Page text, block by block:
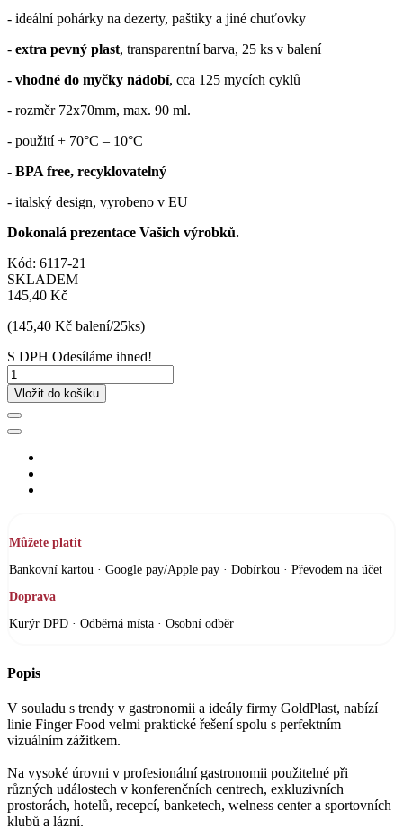
- ideální pohárky na dezerty, paštiky a jiné chuťovky
- extra pevný plast, transparentní barva, 25 ks v balení
- vhodné do myčky nádobí, cca 125 mycích cyklů
- rozměr 72x70mm, max. 90 ml.
- použití + 70°C – 10°C
- BPA free, recyklovatelný
- italský design, vyrobeno v EU
Dokonalá prezentace Vašich výrobků.
Kód: 6117-21
SKLADEM
145,40 Kč
(145,40 Kč balení/25ks)
S DPH Odesíláme ihned!
Vložit do košíku
Můžete platit
Bankovní kartou · Google pay/Apple pay · Dobírkou · Převodem na účet
Doprava
Kurýr DPD · Odběrná místa · Osobní odběr
Popis
V souladu s trendy v gastronomii a ideály firmy GoldPlast, nabízí
linie Finger Food velmi praktické řešení spolu s perfektním
vizuálním zážitkem.
Na vysoké úrovni v profesionální gastronomii použitelné při
různých událostech v konferenčních centrech, exkluzivních
prostorách, hotelů, recepcí, banketech, welness center a sportovních
klubů a lázní.